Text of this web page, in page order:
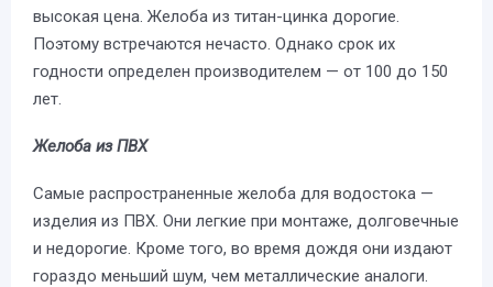
высокая цена. Желоба из титан-цинка дорогие.
Поэтому встречаются нечасто. Однако срок их
годности определен производителем — от 100 до 150
лет.
Желоба из ПВХ
Самые распространенные желоба для водостока —
изделия из ПВХ. Они легкие при монтаже, долговечные
и недорогие. Кроме того, во время дождя они издают
гораздо меньший шум, чем металлические аналоги.